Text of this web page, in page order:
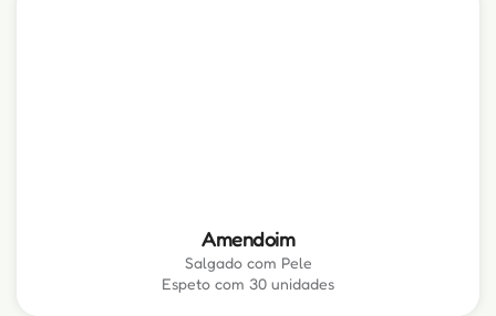
Amendoim
Salgado com Pele
Espeto com 30 unidades